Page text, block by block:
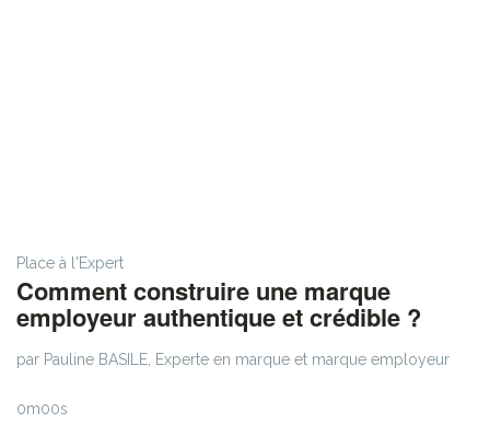
Place à l'Expert
Comment construire une marque
employeur authentique et crédible ?
par Pauline BASILE, Experte en marque et marque employeur
0m00s